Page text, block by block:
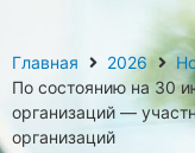
Главная 2026
По состоянию на 30
организаций —
организаций